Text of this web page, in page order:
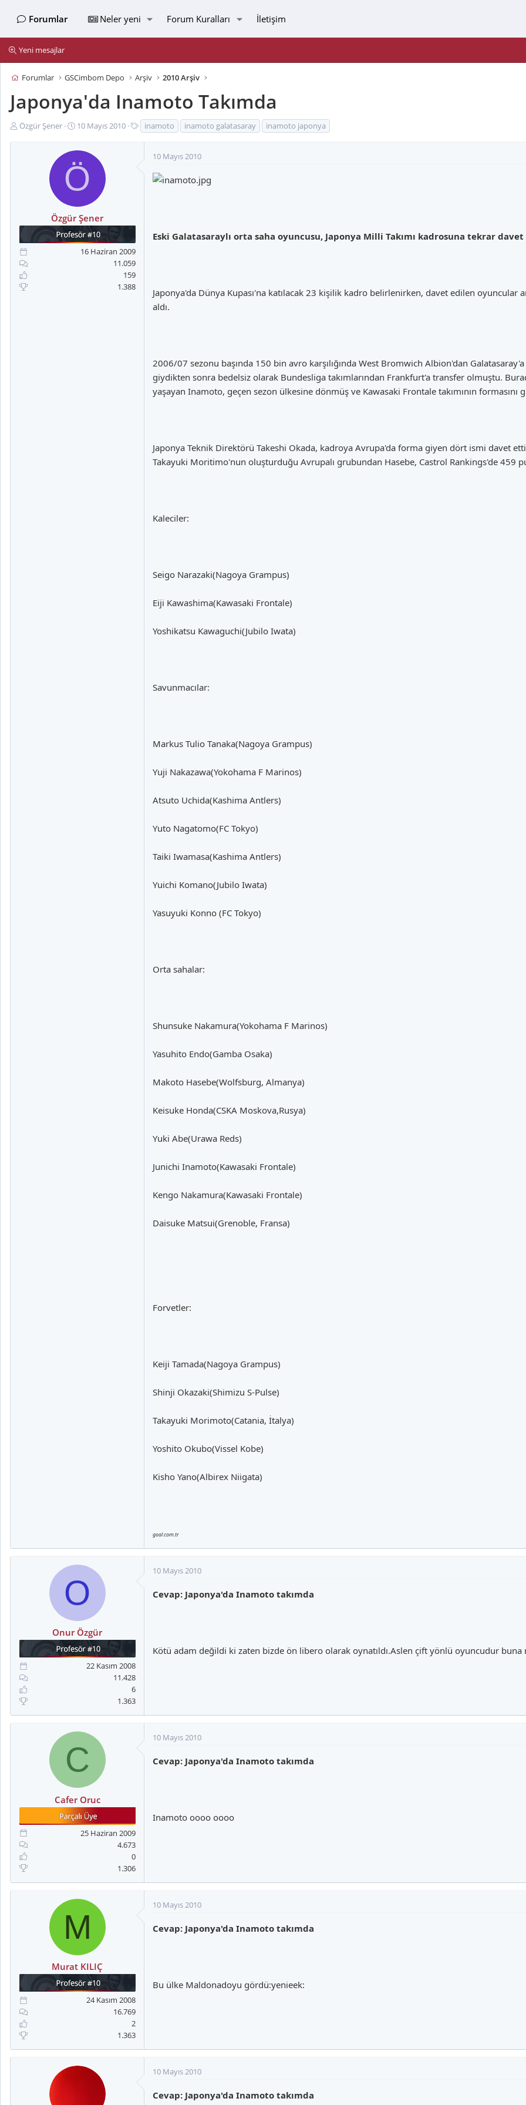
Forumlar Neler yeni Forum Kuralları İletişim
Yeni mesajlar
Forumlar GSCimbom Depo Arşiv 2010 Arşiv
Japonya'da Inamoto Takımda
K
a
t
a
n
Özgür Şener
B
ş
a
ı
ç
t
a
10 Mayıs 2010
t
inamoto inamoto galatasaray inamoto japonya
Ö
Özgür Şener
16 Haziran 2009
11.059
159
1.388
10 Mayıs 2010
Eski Galatasaraylı orta saha oyuncusu, Japonya Milli Takımı kadrosuna tekrar
Japonya'da Dünya Kupası'na katılacak 23 kişilik kadro belirlenirken, davet edilen oyuncular
aldı.
2006/07 sezonu başında 150 bin avro karşılığında West Bromwich Albion'dan
giydikten sonra bedelsiz olarak Bundesliga takımlarından Frankfurt'a transfer olmuştu.
yaşayan Inamoto, geçen sezon ülkesine dönmüş ve Kawasaki Frontale takımının formasını
Japonya Teknik Direktörü Takeshi Okada, kadroya Avrupa'da forma giyen dört ismi davet
Takayuki Moritimo'nun oluşturduğu Avrupalı grubundan Hasebe, Castrol Rankings'de 459
Kaleciler:
Seigo Narazaki(Nagoya Grampus)
Eiji Kawashima(Kawasaki Frontale)
Yoshikatsu Kawaguchi(Jubilo Iwata)
Savunmacılar:
Markus Tulio Tanaka(Nagoya Grampus)
Yuji Nakazawa(Yokohama F Marinos)
Atsuto Uchida(Kashima Antlers)
Yuto Nagatomo(FC Tokyo)
Taiki Iwamasa(Kashima Antlers)
Yuichi Komano(Jubilo Iwata)
Yasuyuki Konno (FC Tokyo)
Orta sahalar:
Shunsuke Nakamura(Yokohama F Marinos)
Yasuhito Endo(Gamba Osaka)
Makoto Hasebe(Wolfsburg, Almanya)
Keisuke Honda(CSKA Moskova,Rusya)
Yuki Abe(Urawa Reds)
Junichi Inamoto(Kawasaki Frontale)
Kengo Nakamura(Kawasaki Frontale)
Daisuke Matsui(Grenoble, Fransa)
Forvetler:
Keiji Tamada(Nagoya Grampus)
Shinji Okazaki(Shimizu S-Pulse)
Takayuki Morimoto(Catania, İtalya)
Yoshito Okubo(Vissel Kobe)
Kisho Yano(Albirex Niigata)
goal.com.tr
O
Onur Özgür
22 Kasım 2008
11.428
6
1.363
10 Mayıs 2010
Cevap: Japonya'da Inamoto takımda
Kötü adam değildi ki zaten bizde ön libero olarak oynatıldı.Aslen çift yönlü oyuncudur
C
Cafer Oruc
25 Haziran 2009
4.673
0
1.306
10 Mayıs 2010
Cevap: Japonya'da Inamoto takımda
Inamoto oooo oooo
M
Murat KILIÇ
24 Kasım 2008
16.769
2
1.363
10 Mayıs 2010
Cevap: Japonya'da Inamoto takımda
Bu ülke Maldonadoyu gördü:yenieek:
10 Mayıs 2010
Cevap: Japonya'da Inamoto takımda